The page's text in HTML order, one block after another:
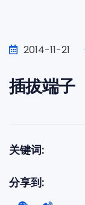
2014-11-21
插拔端子
关键词:
分享到: